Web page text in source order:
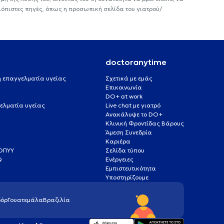
πηγές, όπως η προσωπική σελίδα του γιατρού/
επαγγελματία υγείας
υγείας
doctoranytime
Σχετικά με εμάς
Επικοινωνία
DO+ at work
Live chat με γιατρό
Ανακάλυψε το DO+
Κλινική Φροντίδας Βάρους
Άμεση Συνεδρία
Καριέρα
Σελίδα τύπου
Ενέργειες
Εμπιστευτικότητα
Υποστηρίζουμε
ΓουατεμάλαΒραζιλία